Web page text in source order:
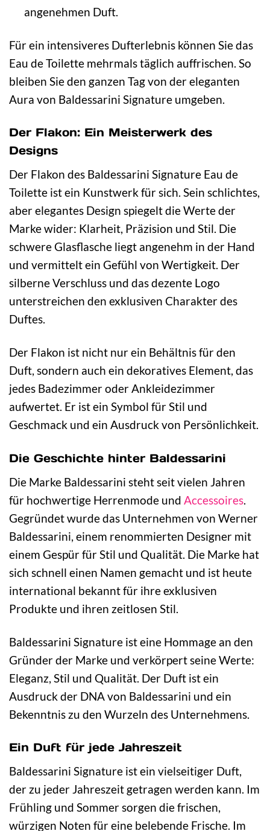
angenehmen Duft.
Für ein intensiveres Dufterlebnis können Sie das
Eau de Toilette mehrmals täglich auffrischen. So
bleiben Sie den ganzen Tag von der eleganten
Aura von Baldessarini Signature umgeben.
Der Flakon: Ein Meisterwerk des
Designs
Der Flakon des Baldessarini Signature Eau de
Toilette ist ein Kunstwerk für sich. Sein schlichtes,
aber elegantes Design spiegelt die Werte der
Marke wider: Klarheit, Präzision und Stil. Die
schwere Glasflasche liegt angenehm in der Hand
und vermittelt ein Gefühl von Wertigkeit. Der
silberne Verschluss und das dezente Logo
unterstreichen den exklusiven Charakter des
Duftes.
Der Flakon ist nicht nur ein Behältnis für den
Duft, sondern auch ein dekoratives Element, das
jedes Badezimmer oder Ankleidezimmer
aufwertet. Er ist ein Symbol für Stil und
Geschmack und ein Ausdruck von Persönlichkeit.
Die Geschichte hinter Baldessarini
Die Marke Baldessarini steht seit vielen Jahren
für hochwertige Herrenmode und Accessoires
Gegründet wurde das Unternehmen von Werner
Baldessarini, einem renommierten Designer mit
einem Gespür für Stil und Qualität. Die Marke hat
sich schnell einen Namen gemacht und ist heute
international bekannt für ihre exklusiven
Produkte und ihren zeitlosen Stil.
Baldessarini Signature ist eine Hommage an den
Gründer der Marke und verkörpert seine Werte:
Eleganz, Stil und Qualität. Der Duft ist ein
Ausdruck der DNA von Baldessarini und ein
Bekenntnis zu den Wurzeln des Unternehmens.
Ein Duft für jede Jahreszeit
Baldessarini Signature ist ein vielseitiger Duft,
der zu jeder Jahreszeit getragen werden kann. Im
Frühling und Sommer sorgen die frischen,
würzigen Noten für eine belebende Frische. Im